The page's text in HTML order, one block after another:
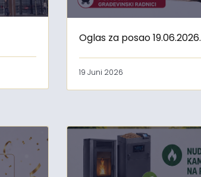
Oglas za posao 19.06.2026.
19 Juni 2026